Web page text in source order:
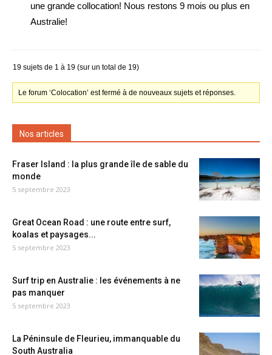
une grande collocation! Nous restons 9 mois ou plus en
Australie!
19 sujets de 1 à 19 (sur un total de 19)
Le forum ‘Colocation’ est fermé à de nouveaux sujets et réponses.
Nos articles
Fraser Island : la plus grande île de sable du
monde
5 septembre 2023
Great Ocean Road : une route entre surf,
koalas et paysages...
5 septembre 2023
Surf trip en Australie : les événements à ne
pas manquer
5 septembre 2023
La Péninsule de Fleurieu, immanquable du
South Australia